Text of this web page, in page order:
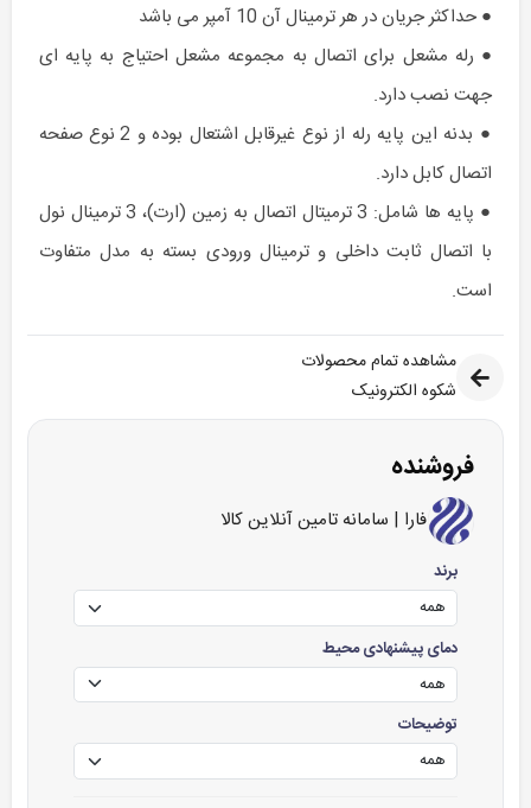
● حداکثر جریان در هر ترمینال آن 10 آمپر می باشد
● رله مشعل برای اتصال به مجموعه مشعل احتیاج به پایه ای
جهت نصب دارد.
● بدنه این پایه رله از نوع غیرقابل اشتعال بوده و 2 نوع صفحه
اتصال کابل دارد.
● پایه ها شامل: 3 ترمیتال اتصال به زمین (ارت)، 3 ترمینال نول
با اتصال ثابت داخلی و ترمینال ورودی بسته به مدل متفاوت
است.
مشاهده تمام محصولات
شکوه الکترونیک
فروشنده
فارا | سامانه تامین آنلاین کالا
برند
دمای پیشنهادی محیط
توضیحات